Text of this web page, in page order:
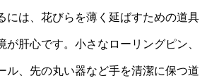
には、花びらを薄く延ばすための道具
が肝心です。小さなローリングピン、
ル、先の丸い器など手を清潔に保つ道